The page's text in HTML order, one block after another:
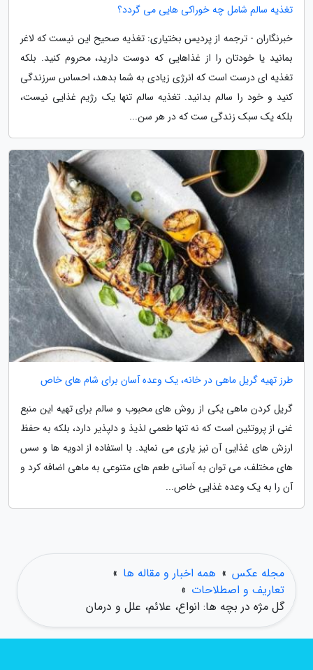
تغذیه سالم شامل چه خوراکی هایی می گردد؟
خبرنگاران - ترجمه از پردیس بختیاری: تغذیه صحیح این نیست که لاغر
بمانید یا خودتان را از غذاهایی که دوست دارید، محروم کنید. بلکه
تغذیه ای درست است که انرژی زیادی به شما بدهد، احساس سرزندگی
کنید و خود را سالم بدانید. تغذیه سالم تنها یک رژیم غذایی نیست،
بلکه یک سبک زندگی ست که در هر سن...
طرز تهیه گریل ماهی در خانه، یک وعده آسان برای شام های خاص
گریل کردن ماهی یکی از روش های محبوب و سالم برای تهیه این منبع
غنی از پروتئین است که نه تنها طعمی لذیذ و دلپذیر دارد، بلکه به حفظ
ارزش های غذایی آن نیز یاری می نماید. با استفاده از ادویه ها و سس
های مختلف، می توان به آسانی طعم های متنوعی به ماهی اضافه کرد و
آن را به یک وعده غذایی خاص...
مجله عکس » همه اخبار و مقاله ها »
تعاریف و اصطلاحات »
گل مژه در بچه ها: انواع، علائم، علل و درمان